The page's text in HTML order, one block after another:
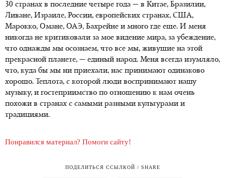
30 странах в последние четыре года — в Китае, Бразилии,
Ливане, Израиле, России, европейских странах, США,
Марокко, Омане, ОАЭ, Бахрейне и много где еще. И меня
никогда не критиковали за мое видение мира, за убеждение,
что однажды мы осознаем, что все мы, живущие на этой
прекрасной планете, — единый народ. Меня всегда изумляло,
что, куда бы мы ни приехали, нас принимают одинаково
хорошо. Теплота, с которой люди воспринимают нашу
музыку, и гостеприимство по отношению к нам очень
похожи в странах с самыми разными культурами и
традициями.
Понравился материал? Помоги сайту!
ПОДЕЛИТЬСЯ ССЫЛКОЙ / SHARE